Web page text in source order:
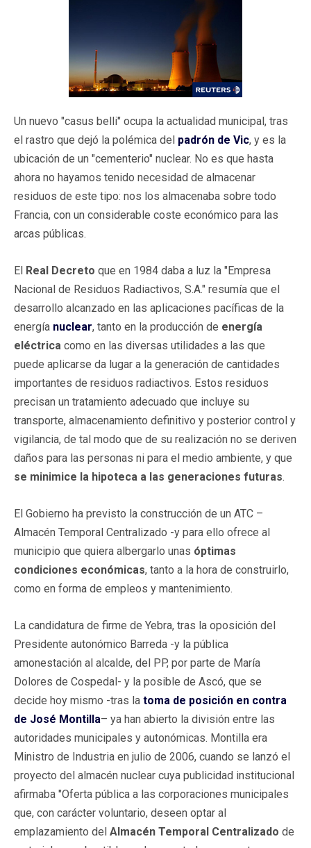
Un nuevo "casus belli" ocupa la actualidad municipal, tras
el rastro que dejó la polémica del padrón de Vic, y es la
ubicación de un "cementerio" nuclear. No es que hasta
ahora no hayamos tenido necesidad de almacenar
residuos de este tipo: nos los almacenaba sobre todo
Francia, con un considerable coste económico para las
arcas públicas.
El Real Decreto que en 1984 daba a luz la "Empresa
Nacional de Residuos Radiactivos, S.A." resumía que el
desarrollo alcanzado en las aplicaciones pacíficas de la
energía nuclear, tanto en la producción de energía
eléctrica como en las diversas utilidades a las que
puede aplicarse da lugar a la generación de cantidades
importantes de residuos radiactivos. Estos residuos
precisan un tratamiento adecuado que incluye su
transporte, almacenamiento definitivo y posterior control y
vigilancia, de tal modo que de su realización no se deriven
daños para las personas ni para el medio ambiente, y que
se minimice la hipoteca a las generaciones futuras.
El Gobierno ha previsto la construcción de un ATC –
Almacén Temporal Centralizado -y para ello ofrece al
municipio que quiera albergarlo unas óptimas
condiciones económicas, tanto a la hora de construirlo,
como en forma de empleos y mantenimiento.
La candidatura de firme de Yebra, tras la oposición del
Presidente autonómico Barreda -y la pública
amonestación al alcalde, del PP, por parte de María
Dolores de Cospedal- y la posible de Ascó, que se
decide hoy mismo -tras la toma de posición en contra
de José Montilla– ya han abierto la división entre las
autoridades municipales y autonómicas. Montilla era
Ministro de Industria en julio de 2006, cuando se lanzó el
proyecto del almacén nuclear cuya publicidad institucional
afirmaba "Oferta pública a las corporaciones municipales
que, con carácter voluntario, deseen optar al
emplazamiento del Almacén Temporal Centralizado de